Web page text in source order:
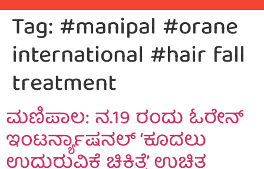
Tag:#manipal #orane
international #hair fall
treatment
ಮಣಿಪಾಲ: ನ.19 ರಂದು ಓರೇನ್
ಇಂಟರ್ನ್ಯಾಷನಲ್ ‘ಕೂದಲು